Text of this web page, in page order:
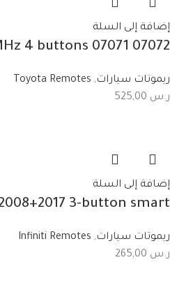
إضافة إلى السلة
07072 07071 Toyota Avalon 2010/2013 remote control frequency 443 MHz 4 buttons
ريموتات سيارات,
Toyota Remotes
ر.س
إضافة إلى السلة
3-button smart
ريموتات سيارات,
Infiniti Remotes
ر.س